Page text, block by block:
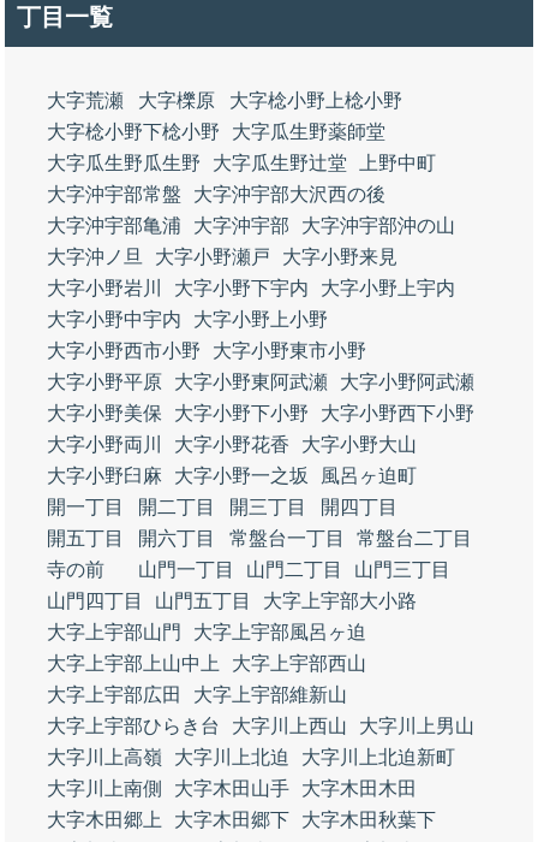
丁目一覧
大字荒瀬 大字櫟原
大字棯小野上棯小野
大字棯小野下棯小野
大字瓜生野薬師堂
大字瓜生野瓜生野
大字瓜生野辻堂
上野中町
大字沖宇部常盤
大字沖宇部大沢西の後
大字沖宇部亀浦
大字沖宇部
大字沖宇部沖の山
大字沖ノ旦
大字小野瀬戸
大字小野来見
大字小野岩川
大字小野下宇内
大字小野上宇内
大字小野中宇内
大字小野上小野
大字小野西市小野
大字小野東市小野
大字小野平原
大字小野東阿武瀬
大字小野阿武瀬
大字小野美保
大字小野下小野
大字小野西下小野
大字小野両川
大字小野花香
大字小野大山
大字小野臼麻
大字小野一之坂
風呂ヶ迫町
開一丁目
開二丁目 開三丁目
開四丁目
開五丁目
開六丁目 常盤台一丁目
常盤台二丁目
寺の前
山門一丁目 山門二丁目
山門三丁目
山門四丁目
山門五丁目
大字上宇部大小路
大字上宇部山門
大字上宇部風呂ヶ迫
大字上宇部上山中上
大字上宇部西山
大字上宇部広田
大字上宇部維新山
大字上宇部ひらき台
大字川上西山
大字川上男山
大字川上高嶺
大字川上北迫
大字川上北迫新町
大字川上南側
大字木田山手
大字木田木田
大字木田郷上
大字木田郷下
大字木田秋葉下